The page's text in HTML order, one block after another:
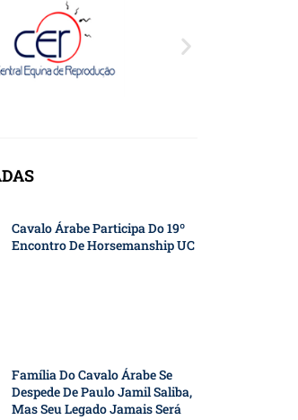
Cavalo Árabe Participa Do 19º
Encontro De Horsemanship UC
Família Do Cavalo Árabe Se
Despede De Paulo Jamil Saliba,
Mas Seu Legado Jamais Será